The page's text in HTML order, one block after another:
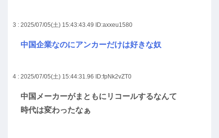
3 : 2025/07/05(土) 15:43:43.49 ID:axxeu1580
中国企業なのにアンカーだけは好きな奴
4 : 2025/07/05(土) 15:44:31.96 ID:fpNk2vZT0
中国メーカーがまともにリコールするなんて
時代は変わったなぁ